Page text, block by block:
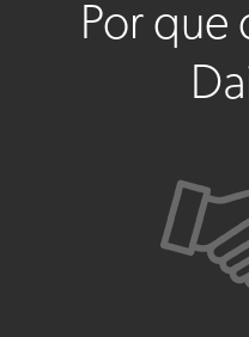
Por que